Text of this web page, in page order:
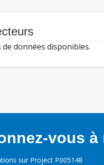
de données disponibles.
vous
sur Project P005148